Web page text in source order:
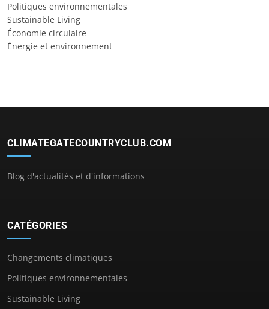
Politiques environnementales
Sustainable Living
Économie circulaire
Énergie et environnement
CLIMATEGATECOUNTRYCLUB.COM
Blog d'actualités et d'informations
CATÉGORIES
Changements climatiques
Politiques environnementales
Sustainable Living